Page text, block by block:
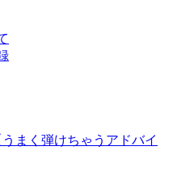
まく弾けちゃうアドバイ